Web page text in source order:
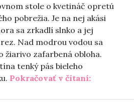
stole o kvetináč opretú
pobrežia. Je na nej akási
sa zrkadlí slnko a jej
Nad modrou vodou sa
zafarbená obloha.
tenký pás bieleho
Pokračovať v čítaní:„Odkiaľ